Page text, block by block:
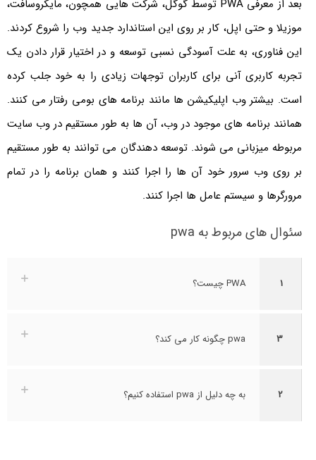
بعد از معرفی PWA توسط گوگل، شرکت هایی همچون، مایکروسافت،
موزیلا و حتی اپل، کار بر روی این استاندارد جدید وب را شروع کردند.
این فناوری، به علت آسودگی نسبی توسعه و در اختیار قرار دادن یک
تجربه‌ کاربری آنی برای کاربران توجهات زیادی را به خود جلب کرده
است. بیشتر وب اپلیکیشن ها مانند برنامه های بومی رفتار می کنند.
همانند برنامه های موجود در وب، آن ها به طور مستقیم در وب سایت
مربوطه میزبانی می شوند. توسعه دهندگان می توانند به طور مستقیم
بر روی وب سرور خود آن ها را اجرا کنند و همان برنامه را در تمام
مرورگرها و سیستم عامل ها اجرا کنند.
سئوال های مربوط به pwa
PWA چیست؟
3 pwa چگونه کار می کند؟
2 به چه دلیل از pwa استفاده کنیم؟